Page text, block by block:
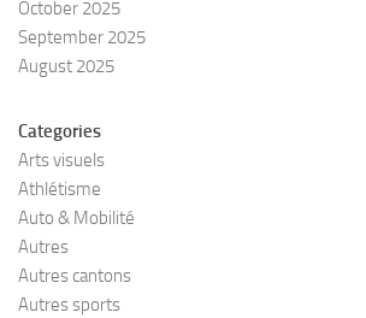
October 2025
September 2025
August 2025
Categories
Arts visuels
Athlétisme
Auto & Mobilité
Autres
Autres cantons
Autres sports